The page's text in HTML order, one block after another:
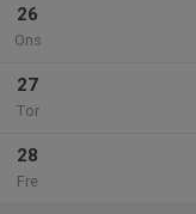
26
Ons
27
Tor
28
Fre